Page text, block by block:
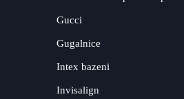
Gucci
Gugalnice
Intex bazeni
Invisalign